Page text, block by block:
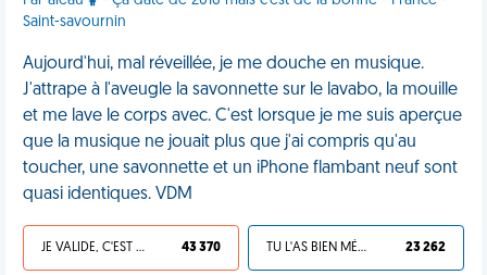
Saint-savournin
Aujourd'hui, mal réveillée, je me douche en musique.
J'attrape à l'aveugle la savonnette sur le lavabo, la mouille
et me lave le corps avec. C'est lorsque je me suis aperçue
que la musique ne jouait plus que j'ai compris qu'au
toucher, une savonnette et un iPhone flambant neuf sont
quasi identiques. VDM
JE VALIDE, C'EST UNE VDM 43 370 TU L'AS BIEN MÉRITÉ 23 262